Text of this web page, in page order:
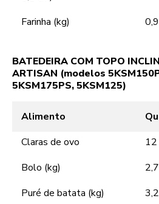
Farinha (kg) 0,9
BATEDEIRA COM TOPO
ARTISAN (modelos
5KSM175PS, 5KSM125)
Alimento
Claras de ovo
12
Bolo (kg)
2,7
Puré de batata (kg)
3,2